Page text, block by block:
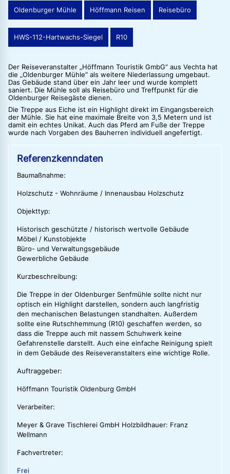
Oldenburger Mühle Höffmann Reisen Reisebüro
HWS-112-Hartwachs-Siegel R10
Der Reiseveranstalter „Höffmann Touristik GmbG“ aus Vechta hat
die „Oldenburger Mühle“ als weitere Niederlassung umgebaut.
Das Gebäude stand über ein Jahr leer und wurde komplett
saniert. Die Mühle soll als Reisebüro und Treffpunkt für die
Oldenburger Reisegäste dienen.
Die Treppe aus Eiche ist ein Highlight direkt im Eingangsbereich
der Mühle. Sie hat eine maximale Breite von 3,5 Metern und ist
damit ein echtes Unikat. Auch das Pferd am Fuße der Treppe
wurde nach Vorgaben des Bauherren individuell angefertigt.
Referenzkenndaten
Baumaßnahme:
Holzschutz - Wohnräume / Innenausbau Holzschutz
Objekttyp:
Historisch geschützte / historisch wertvolle Gebäude
Möbel / Kunstobjekte
Büro- und Verwaltungsgebäude
Gewerbliche Gebäude
Kurzbeschreibung:
Die Treppe in der Oldenburger Senfmühle sollte nicht nur
optisch ein Highlight darstellen, sondern auch langfristig
den mechanischen Belastungen standhalten. Außerdem
sollte eine Rutschhemmung (R10) geschaffen werden, so
dass die Treppe auch mit nassem Schuhwerk keine
Gefahrenstelle darstellt. Auch eine einfache Reinigung spielt
in dem Gebäude des Reiseveranstalters eine wichtige Rolle.
Auftraggeber:
Höffmann Touristik Oldenburg GmbH
Verarbeiter:
Meyer & Grave Tischlerei GmbH Holzbildhauer: Franz
Wellmann
Fachvertreter:
Frei